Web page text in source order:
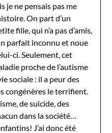
je ne pensais pas me
On part d’un
fille, qui n’a pas d’amis,
parfait inconnu et noue
ci. Seulement, cet
proche de l’autisme
sociale : il a peur des
congénères le terrifient.
de suicide, des
dans la société…
J’ai donc été